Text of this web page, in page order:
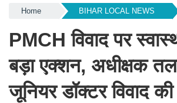
Home BIHAR LOCAL NEWS
PMCH विवाद पर
बड़ा एक्शन, अधीक्षक
जूनियर डॉक्टर विवाद की